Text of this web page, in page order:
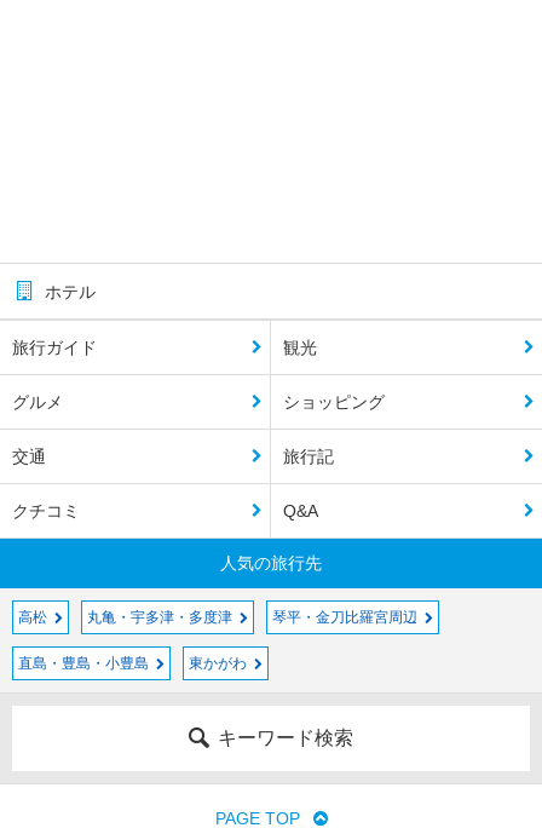
ホテル
旅行ガイド 観光
グルメ ショッピング
交通 旅行記
クチコミ Q&A
人気の旅行先
高松 丸亀・宇多津・多度津 琴平・金刀比羅宮周辺
直島・豊島・小豊島 東かがわ
キーワード検索
PAGE TOP